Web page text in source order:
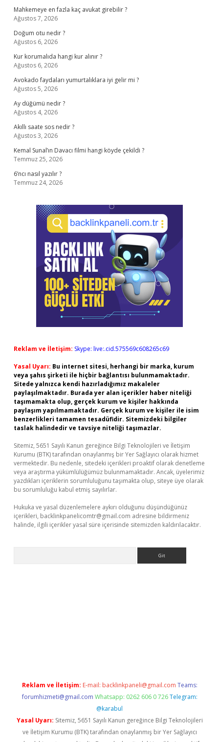
Mahkemeye en fazla kaç avukat girebilir ?
Ağustos 7, 2026
Doğum otu nedir ?
Ağustos 6, 2026
Kur korumalıda hangi kur alınır ?
Ağustos 6, 2026
Avokado faydaları yumurtalıklara iyi gelir mi ?
Ağustos 5, 2026
Ay düğümü nedir ?
Ağustos 4, 2026
Akıllı saate sos nedir ?
Ağustos 3, 2026
Kemal Sunal’ın Davacı filmi hangi köyde çekildi ?
Temmuz 25, 2026
6’ncı nasıl yazılır ?
Temmuz 24, 2026
Reklam ve İletişim: Skype: live:.cid.575569c608265c69
Yasal Uyarı: Bu internet sitesi, herhangi bir marka, kurum
veya şahıs şirketi ile hiçbir bağlantısı bulunmamaktadır.
Sitede yalnızca kendi hazırladığımız makaleler
paylaşılmaktadır. Burada yer alan içerikler haber niteliği
taşımamakta olup, gerçek kurum ve kişiler hakkında
paylaşım yapılmamaktadır. Gerçek kurum ve kişiler ile isim
benzerlikleri tamamen tesadüfidir. Sitemizdeki bilgiler
taslak halindedir ve tavsiye niteliği taşımazlar.
Sitemiz, 5651 Sayılı Kanun gereğince Bilgi Teknolojileri ve İletişim
Kurumu (BTK) tarafından onaylanmış bir Yer Sağlayıcı olarak hizmet
vermektedir. Bu nedenle, sitedeki içerikleri proaktif olarak denetleme
veya araştırma yükümlülüğümüz bulunmamaktadır. Ancak, üyelerimiz
yazdıkları içeriklerin sorumluluğunu taşımakta olup, siteye üye olarak
bu sorumluluğu kabul etmiş sayılırlar.
Hukuka ve yasal düzenlemelere aykırı olduğunu düşündüğünüz
içerikleri, backlinkpanelicomtr@gmail.com adresine bildirmeniz
halinde, ilgili içerikler yasal süre içerisinde sitemizden kaldırılacaktır.
Reklam ve İletişim: E-mail: backlinkpaneli@gmail.com Teams:
forumhizmeti@gmail.com Whatsapp: 0262 606 0 726 Telegram:
@karabul
Yasal Uyarı: Sitemiz, 5651 Sayılı Kanun gereğince Bilgi Teknolojileri
ve İletişim Kurumu (BTK) tarafından onaylanmış bir Yer Sağlayıcı